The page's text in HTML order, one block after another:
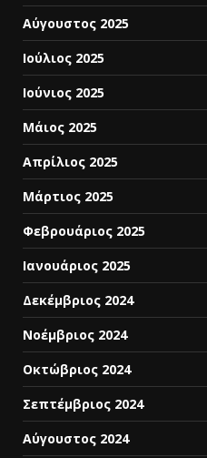
Αύγουστος 2025
Ιούλιος 2025
Ιούνιος 2025
Μάιος 2025
Απρίλιος 2025
Μάρτιος 2025
Φεβρουάριος 2025
Ιανουάριος 2025
Δεκέμβριος 2024
Νοέμβριος 2024
Οκτώβριος 2024
Σεπτέμβριος 2024
Αύγουστος 2024